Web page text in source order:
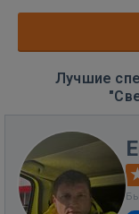
Лучшие